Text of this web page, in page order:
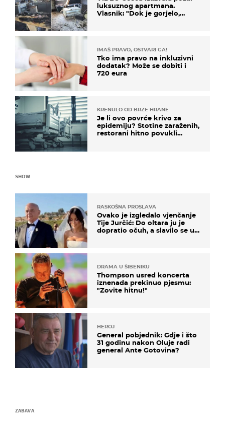
luksuznog apartmana.
Vlasnik: "Dok je gorjelo,
IMAŠ PRAVO, OSTVARI GA!
Tko ima pravo na inkluzivni
dodatak? Može se dobiti i
720 eura
KRENULO OD BRZE HRANE
Je li ovo povrće krivo za
epidemiju? Stotine zaraženih,
restorani hitno povukli
SHOW
RASKOŠNA PROSLAVA
Ovako je izgledalo vjenčanje
Tije Jurčić: Do oltara ju je
dopratio očuh, a slavilo se uz
DRAMA U ŠIBENIKU
Thompson usred koncerta
iznenada prekinuo pjesmu:
"Zovite hitnu!"
HEROJ
General pobjednik: Gdje i što
31 godinu nakon Oluje radi
general Ante Gotovina?
ZABAVA